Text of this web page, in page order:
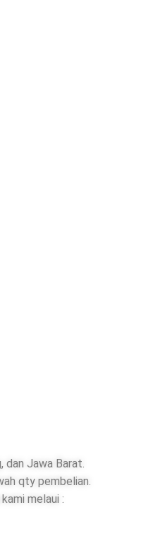
dan Jawa Barat.
qty pembelian.
melaui :